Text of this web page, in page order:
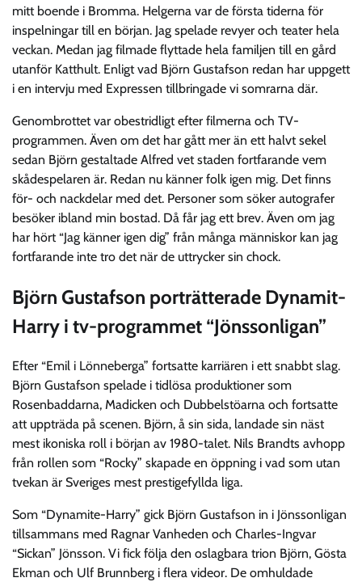
mitt boende i Bromma. Helgerna var de första tiderna för
inspelningar till en början. Jag spelade revyer och teater hela
veckan. Medan jag filmade flyttade hela familjen till en gård
utanför Katthult. Enligt vad Björn Gustafson redan har uppgett
i en intervju med Expressen tillbringade vi somrarna där.
Genombrottet var obestridligt efter filmerna och TV-
programmen. Även om det har gått mer än ett halvt sekel
sedan Björn gestaltade Alfred vet staden fortfarande vem
skådespelaren är. Redan nu känner folk igen mig. Det finns
för- och nackdelar med det. Personer som söker autografer
besöker ibland min bostad. Då får jag ett brev. Även om jag
har hört “Jag känner igen dig” från många människor kan jag
fortfarande inte tro det när de uttrycker sin chock.
Björn Gustafson porträtterade Dynamit-
Harry i tv-programmet “Jönssonligan”
Efter “Emil i Lönneberga” fortsatte karriären i ett snabbt slag.
Björn Gustafson spelade i tidlösa produktioner som
Rosenbaddarna, Madicken och Dubbelstöarna och fortsatte
att uppträda på scenen. Björn, å sin sida, landade sin näst
mest ikoniska roll i början av 1980-talet. Nils Brandts avhopp
från rollen som “Rocky” skapade en öppning i vad som utan
tvekan är Sveriges mest prestigefyllda liga.
Som “Dynamite-Harry” gick Björn Gustafson in i Jönssonligan
tillsammans med Ragnar Vanheden och Charles-Ingvar
“Sickan” Jönsson. Vi fick följa den oslagbara trion Björn, Gösta
Ekman och Ulf Brunnberg i flera videor. De omhuldade